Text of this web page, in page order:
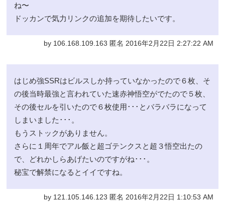
ね〜
ドッカンで気力リンクの追加を期待したいです。
by 106.168.109.163 匿名 2016年2月22日 2:27:22 AM
はじめ強SSRはビルスしか持っていなかったので６枚、そ
の後当時最強と言われていた速赤神悟空がでたので５枚、
その後セルを引いたので６枚使用･･･とバラバラになって
しまいました･･･。
もうストックがありません。
さらに１周年でアル飯と超ゴテンクスと超３悟空出たの
で、どれかしらあげたいのですがね･･･。
秘宝で解禁になるとイイですね。
by 121.105.146.123 匿名 2016年2月22日 1:10:53 AM